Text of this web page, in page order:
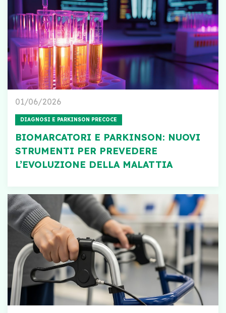
01/06/2026
DIAGNOSI E PARKINSON PRECOCE
BIOMARCATORI E PARKINSON: NUOVI
STRUMENTI PER PREVEDERE
L’EVOLUZIONE DELLA MALATTIA